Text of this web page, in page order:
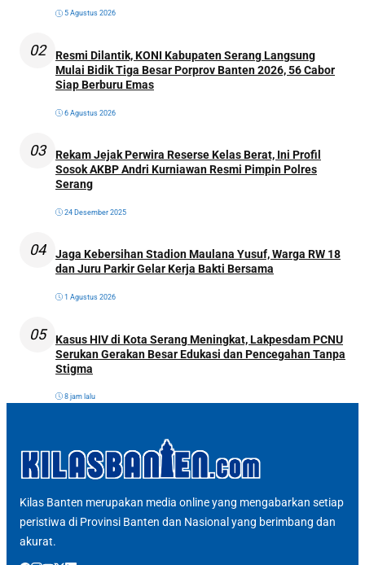
5 Agustus 2026
02
Resmi Dilantik, KONI Kabupaten Serang Langsung
Mulai Bidik Tiga Besar Porprov Banten 2026, 56 Cabor
Siap Berburu Emas
6 Agustus 2026
03
Rekam Jejak Perwira Reserse Kelas Berat, Ini Profil
Sosok AKBP Andri Kurniawan Resmi Pimpin Polres
Serang
24 Desember 2025
04
Jaga Kebersihan Stadion Maulana Yusuf, Warga RW 18
dan Juru Parkir Gelar Kerja Bakti Bersama
1 Agustus 2026
05
Kasus HIV di Kota Serang Meningkat, Lakpesdam PCNU
Serukan Gerakan Besar Edukasi dan Pencegahan Tanpa
Stigma
8 jam lalu
Kilas Banten merupakan media online yang mengabarkan setiap
peristiwa di Provinsi Banten dan Nasional yang berimbang dan
akurat.